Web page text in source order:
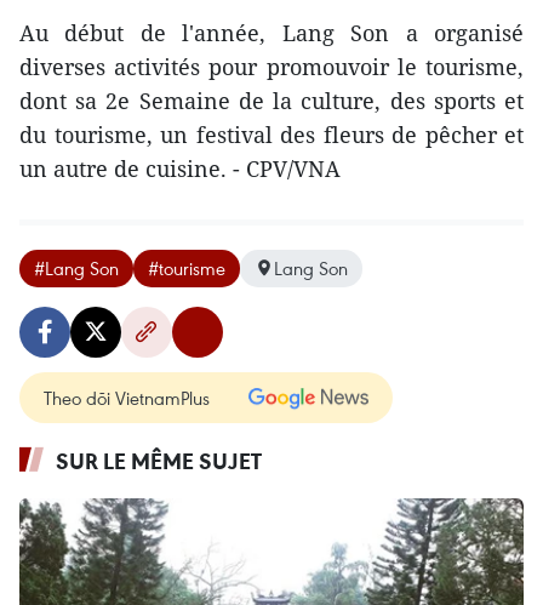
Au début de l'année, Lang Son a organisé
diverses activités pour promouvoir le tourisme,
dont sa 2e Semaine de la culture, des sports et
du tourisme, un festival des fleurs de pêcher et
un autre de cuisine. - CPV/VNA
#Lang Son #tourisme Lang Son
Theo dõi VietnamPlus
SUR LE MÊME SUJET